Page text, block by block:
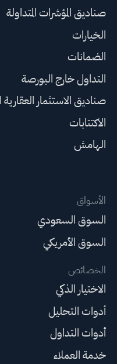
صناديق المؤشرات المتداولة
الخيارات
الضمانات
التداول خارج البورصة
صناديق الاستثمار العقارية
الاكتتابات
الهامش
الأسواق
السوق السعودي
السوق الأمريكي
الخصائص
الاختيار الذكي
أدوات التحليل
أدوات التداول
خدمة العملاء